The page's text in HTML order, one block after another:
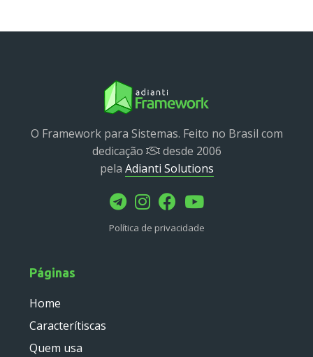
Util
Packages
Application
log
service
util
validator
O Framework para Sistemas. Feito no Brasil com
dedicação
desde 2006
pela Adianti Solutions
Política de privacidade
Páginas
Home
Caracterítiscas
Quem usa